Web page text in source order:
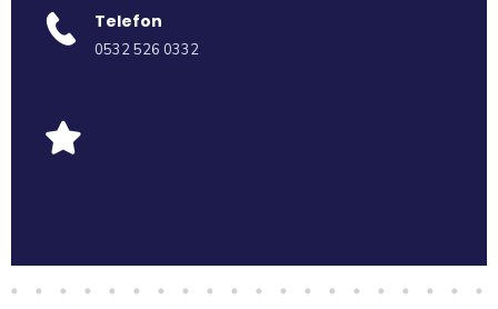
Telefon
0532 526 0332